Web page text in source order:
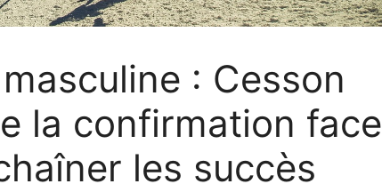
: Cesson
la confirmation face
les succès